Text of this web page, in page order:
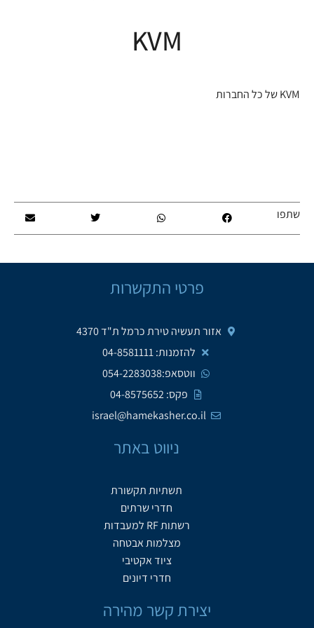
KVM
KVM של כל החברות
שתפו
פרטי התקשרות
אזור תעשיה טירת כרמל ת"ד 4370
להזמנות: 04-8581111
ווטסאפ:054-2283038
פקס: 04-8575652
israel@hamekasher.co.il
ניווט באתר
תשתיות תקשורת
חדרי שרתים
רשתות RF למעבדות
מצלמות אבטחה
ציוד אקטיבי
חדרי דיונים
יצירת קשר מהירה